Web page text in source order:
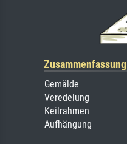
Zusammenfassung
Gemälde
Veredelung
Keilrahmen
Aufhängung